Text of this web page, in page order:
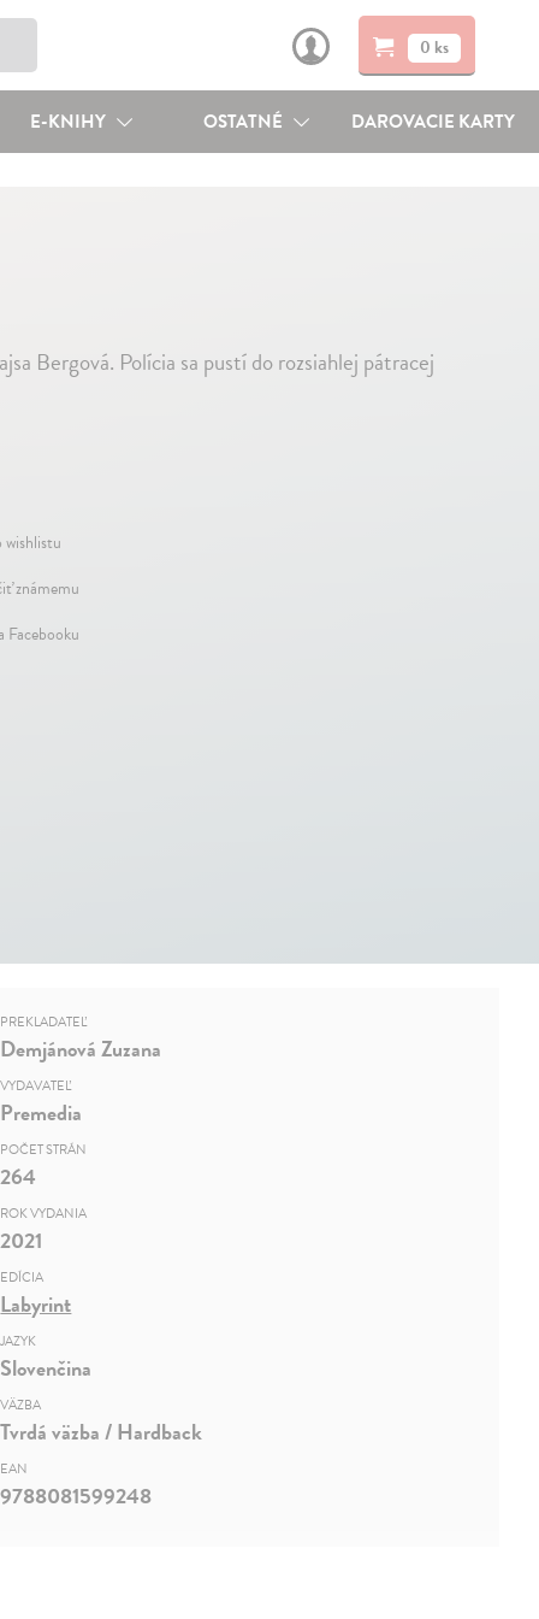
0 ks
E-KNIHY OSTATNÉ DAROVACIE KARTY
Bergová. Polícia sa pustí do rozsiahlej pátracej
známemu
Facebooku
PREKLADATEĽ
Demjánová Zuzana
VYDAVATEĽ
Premedia
POČET STRÁN
264
ROK VYDANIA
2021
EDÍCIA
Labyrint
JAZYK
Slovenčina
VÄZBA
Tvrdá väzba / Hardback
EAN
9788081599248